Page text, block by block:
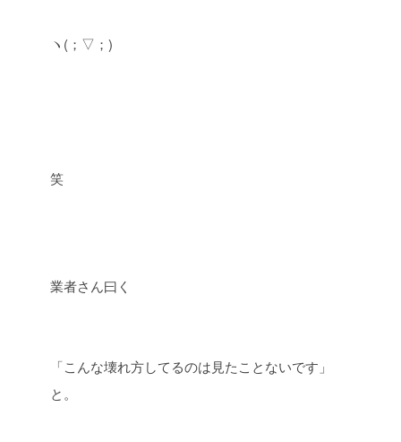
ヽ(；▽；)
笑
業者さん曰く
「こんな壊れ方してるのは見たことないです」
と。